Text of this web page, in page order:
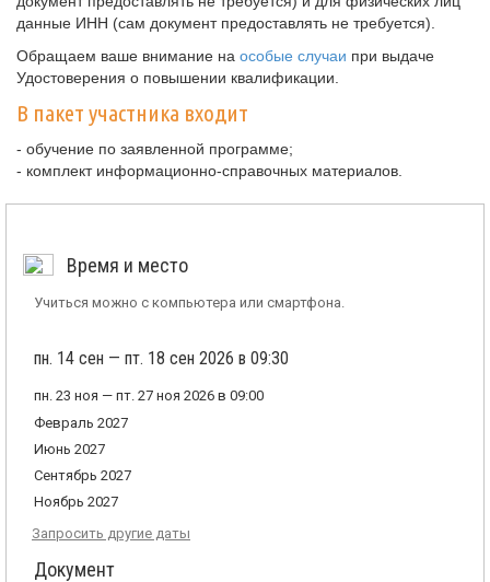
данные ИНН (сам документ предоставлять не требуется).
Обращаем ваше внимание на особые случаи при выдаче
Удостоверения о повышении квалификации.
В пакет участника входит
- обучение по заявленной программе;
- комплект информационно-справочных материалов.
Время и место
Учиться можно с компьютера или смартфона.
пн. 14 сен — пт. 18 сен 2026 в 09:30
пн. 23 ноя — пт. 27 ноя 2026 в 09:00
Февраль 2027
Июнь 2027
Сентябрь 2027
Ноябрь 2027
Запросить другие даты
Документ